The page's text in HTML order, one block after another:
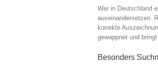
Wer in Deutschland
auseinandersetzen.
korrekte
gewappnet und
Besonders